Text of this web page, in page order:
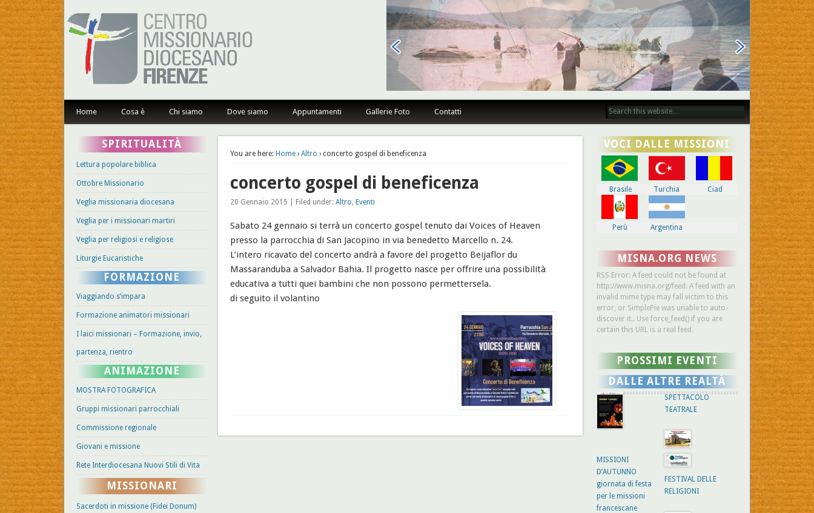
Centro Missionario Diocesano Firenze
Home Cosa è Chi siamo Dove siamo Appuntamenti Gallerie Foto Contatti
You are here: Home› Altro › concerto gospel di beneficenza
concerto gospel di beneficenza
20 Gennaio 2015 | Filed under: Altro, Eventi
Sabato 24 gennaio si terrà un concerto gospel tenuto dai Voices of Heaven
presso la parrocchia di San Jacopino in via benedetto Marcello n. 24.
L’intero ricavato del concerto andrà a favore del progetto Beijaflor du
Massaranduba a Salvador Bahia. Il progetto nasce per offrire una possibilità
educativa a tutti quei bambini che non possono permettersela.
di seguito il volantino
SPIRITUALITÀ
Lettura popolare biblica
Ottobre Missionario
Veglia missionaria diocesana
Veglia per i missionari martiri
Veglia per religiosi e religiose
Liturgie Eucaristiche
FORMAZIONE
Viaggiando s’impara
Formazione animatori missionari
I laici missionari – Formazione, invio,
partenza, rientro
ANIMAZIONE
MOSTRA FOTOGRAFICA
Gruppi missionari parrocchiali
Commissione regionale
Giovani e missione
Rete Interdiocesana Nuovi Stili di Vita
MISSIONARI
Sacerdoti in missione (Fidei Donum)
VOCI DALLE MISSIONI
Brasile Turchia Ciad
Perù Argentina
MISNA.ORG NEWS
RSS Error: A feed could not be found at
http://www.misna.org/feed. A feed with an
invalid mime type may fall victim to this
error, or SimplePie was unable to auto-
discover it.. Use force_feed() if you are
certain this URL is a real feed.
PROSSIMI EVENTI
DALLE ALTRE REALTÀ
SPETTACOLO
TEATRALE
MISSIONI
D’AUTUNNO
giornata di festa
per le missioni
francescane
FESTIVAL DELLE
RELIGIONI